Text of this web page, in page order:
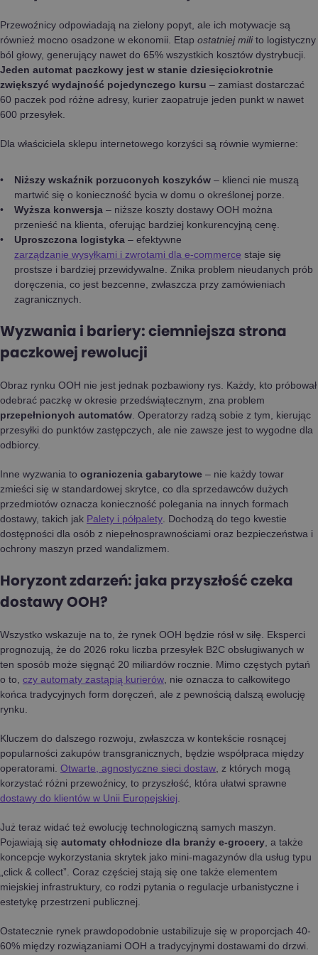
Przewoźnicy odpowiadają na zielony popyt, ale ich motywacje są
również mocno osadzone w ekonomii. Etap ostatniej milito logistyczny
ból głowy, generujący nawet do 65% wszystkich kosztów dystrybucji.
Jeden automat paczkowy jest w stanie dziesięciokrotnie
zwiększyć wydajność pojedynczego kursu – zamiast dostarczać
60 paczek pod różne adresy, kurier zaopatruje jeden punkt w nawet
600 przesyłek.
Dla właściciela sklepu internetowego korzyści są równie wymierne:
Niższy wskaźnik porzuconych koszyków – klienci nie muszą
martwić się o konieczność bycia w domu o określonej porze.
Wyższa konwersja – niższe koszty dostawy OOH można
przenieść na klienta, oferując bardziej konkurencyjną cenę.
Uproszczona logistyka – efektywne
zarządzanie wysyłkami i zwrotami dla e-commerce staje się
prostsze i bardziej przewidywalne. Znika problem nieudanych prób
doręczenia, co jest bezcenne, zwłaszcza przy zamówieniach
zagranicznych.
Wyzwania i bariery: ciemniejsza strona
paczkowej rewolucji
Obraz rynku OOH nie jest jednak pozbawiony rys. Każdy, kto próbował
odebrać paczkę w okresie przedświątecznym, zna problem
przepełnionych automatów . Operatorzy radzą sobie z tym, kierując
przesyłki do punktów zastępczych, ale nie zawsze jest to wygodne dla
odbiorcy.
Inne wyzwania to ograniczenia gabarytowe – nie każdy towar
zmieści się w standardowej skrytce, co dla sprzedawców dużych
przedmiotów oznacza konieczność polegania na innych formach
dostawy, takich jak Palety i półpalety . Dochodzą do tego kwestie
dostępności dla osób z niepełnosprawnościami oraz bezpieczeństwa i
ochrony maszyn przed wandalizmem.
Horyzont zdarzeń: jaka przyszłość czeka
dostawy OOH?
Wszystko wskazuje na to, że rynek OOH będzie rósł w siłę. Eksperci
prognozują, że do 2026 roku liczba przesyłek B2C obsługiwanych w
ten sposób może sięgnąć 20 miliardów rocznie. Mimo częstych pytań
o to, czy automaty zastąpią kurierów , nie oznacza to całkowitego
końca tradycyjnych form doręczeń, ale z pewnością dalszą ewolucję
rynku.
Kluczem do dalszego rozwoju, zwłaszcza w kontekście rosnącej
popularności zakupów transgranicznych, będzie współpraca między
operatorami. Otwarte, agnostyczne sieci dostaw , z których mogą
korzystać różni przewoźnicy, to przyszłość, która ułatwi sprawne
dostawy do klientów w Unii Europejskiej
Już teraz widać też ewolucję technologiczną samych maszyn.
Pojawiają się automaty chłodnicze dla branży e-grocery , a także
koncepcje wykorzystania skrytek jako mini-magazynów dla usług typu
„click & collect”. Coraz częściej stają się one także elementem
miejskiej infrastruktury, co rodzi pytania o regulacje urbanistyczne i
estetykę przestrzeni publicznej.
Ostatecznie rynek prawdopodobnie ustabilizuje się w proporcjach 40-
60% między rozwiązaniami OOH a tradycyjnymi dostawami do drzwi.